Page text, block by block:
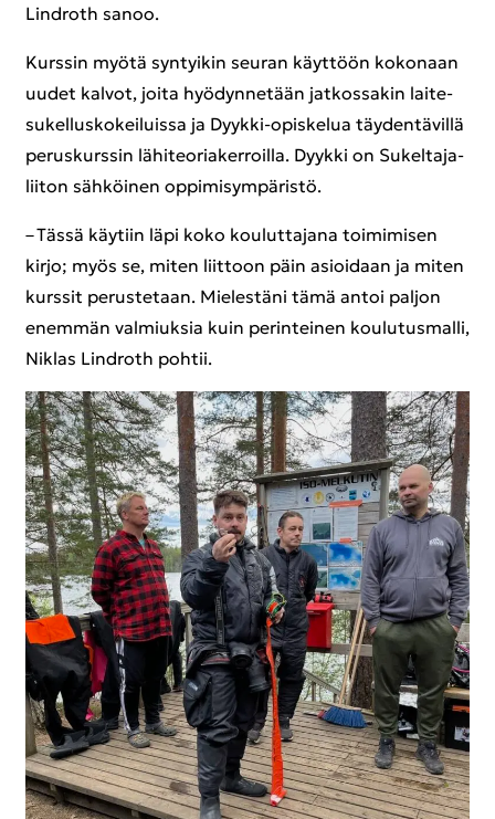
Lindroth sanoo.
Kurs­sin myötä syn­tyi­kin seu­ran käyt­töön ko­ko­naan
uudet kal­vot, joita hyö­dyn­ne­tään jat­kos­sa­kin lai­te­
su­kel­lus­ko­kei­luis­sa ja Dyykki-​opiskelua täy­den­tä­vil­lä
pe­rus­kurs­sin lä­hi­teo­ria­ker­roil­la. Dyyk­ki on Su­kel­ta­ja­
lii­ton säh­köi­nen op­pi­mi­sym­pä­ris­tö.
– Tässä käy­tiin läpi koko kou­lut­ta­ja­na toi­mi­mi­sen
kirjo; myös se, miten liit­toon päin asioi­daan ja miten
kurs­sit pe­rus­te­taan. Mie­les­tä­ni tämä antoi pal­jon
enem­män val­miuk­sia kuin pe­rin­tei­nen kou­lu­tus­mal­li,
Niklas Lindroth poh­tii.